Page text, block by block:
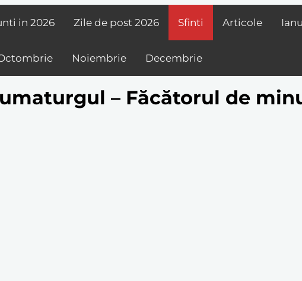
in 2026 Zile de post 2026 Sfinti Articole
Noiembrie Decembrie
– Făcătorul de